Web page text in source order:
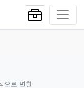
으로 변환